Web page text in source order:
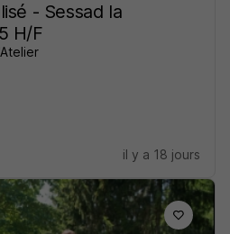
- Sessad la
H/F
il y a 18 jours